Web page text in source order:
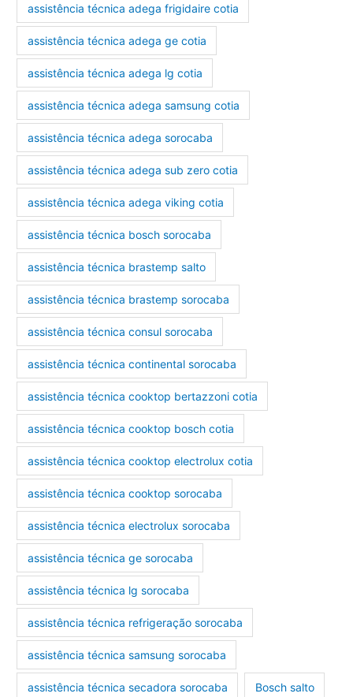
assistência técnica adega frigidaire cotia
assistência técnica adega ge cotia
assistência técnica adega lg cotia
assistência técnica adega samsung cotia
assistência técnica adega sorocaba
assistência técnica adega sub zero cotia
assistência técnica adega viking cotia
assistência técnica bosch sorocaba
assistência técnica brastemp salto
assistência técnica brastemp sorocaba
assistência técnica consul sorocaba
assistência técnica continental sorocaba
assistência técnica cooktop bertazzoni cotia
assistência técnica cooktop bosch cotia
assistência técnica cooktop electrolux cotia
assistência técnica cooktop sorocaba
assistência técnica electrolux sorocaba
assistência técnica ge sorocaba
assistência técnica lg sorocaba
assistência técnica refrigeração sorocaba
assistência técnica samsung sorocaba
assistência técnica secadora sorocaba Bosch salto